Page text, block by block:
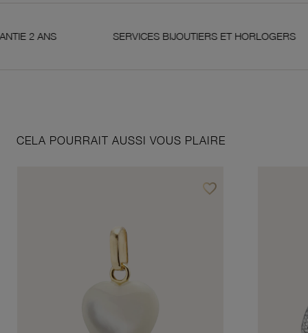
SERVICES BIJOUTIERS ET HORLOGERS
CELA POURRAIT AUSSI VOUS PLAIRE
favorite_borderAjouter à vos favoris